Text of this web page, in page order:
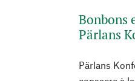
Bonbons
Pärlans
Pärlans